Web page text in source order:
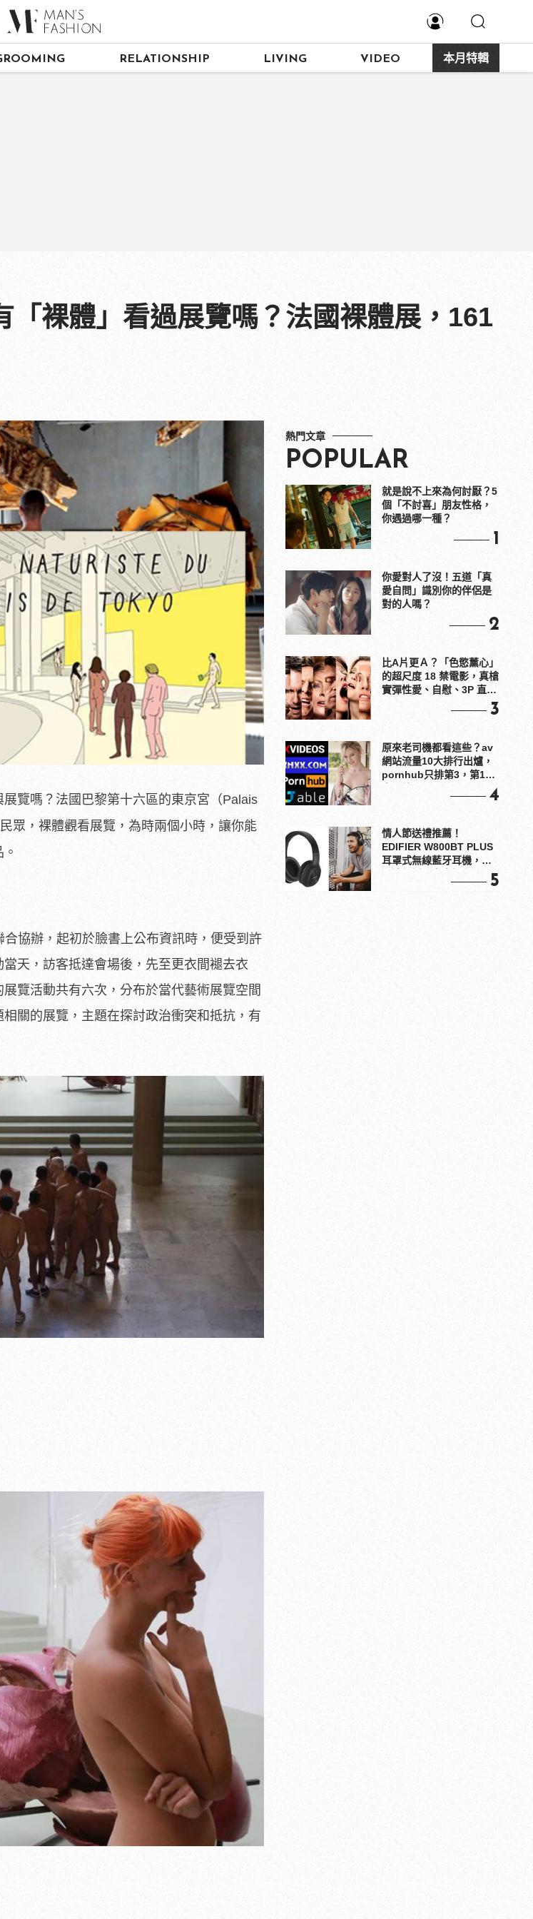
RELATIONSHIP LIVING VIDEO 本月特輯
裸體」看過展覽嗎？法國裸體展，161
覽嗎？法國巴黎第十六區的東京宮（Palais
眾，裸體觀看展覽，為時兩個小時，讓你能
協辦，起初於臉書上公布資訊時，便受到許
天，訪客抵達會場後，先至更衣間褪去衣
覽活動共有六次，分布於當代藝術展覽空間
關的展覽，主題在探討政治衝突和抵抗，有
熱門文章
POPULAR
就是說不上來為何討厭？5
個「不討喜」朋友性格，
你遇過哪一種？
1
你愛對人了沒！五道「真
愛自問」識別你的伴侶是
對的人嗎？
2
比A片更Ａ？「色慾薰心」
的超尺度 18 禁電影，真槍
實彈性愛、自慰、3P 直接
3
原來老司機都看這些？av
網站流量10大排行出爐，
pornhub只排第3，第1名
4
情人節送禮推薦！
EDIFIER W800BT PLUS
耳罩式無線藍牙耳機，在
5